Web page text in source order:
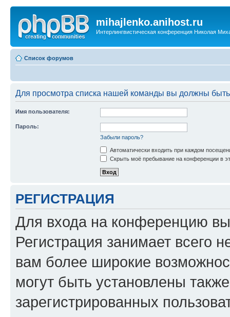
mihajlenko.anihost.ru
Интерлингвистическая конференция Николая
Список форумов
Для просмотра списка нашей команды вы должны
Имя пользователя:
Пароль:
Забыли пароль?
Автоматически входить при каждом
Скрыть моё пребывание на конференции в
РЕГИСТРАЦИЯ
Для входа на конференцию
Регистрация занимает всего
вам более широкие
могут быть установлены
зарегистрированных